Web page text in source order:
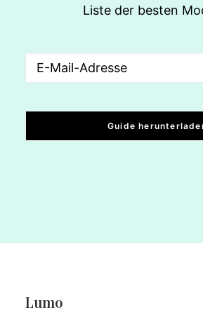
Liste der besten
Email(erforderlich)
Lumo